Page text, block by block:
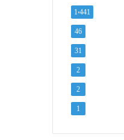
1٬441
46
31
2
2
1